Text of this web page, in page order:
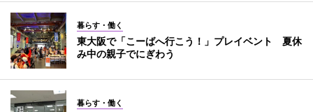
暮らす・働く
東大阪で「こーばへ行こう！」プレイベント 夏休
み中の親子でにぎわう
暮らす・働く